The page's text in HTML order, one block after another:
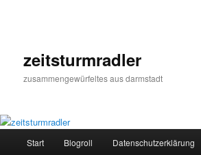
zeitsturmradler
zusammengewürfeltes aus darmstadt
Start Blogroll Datenschutzerklärung